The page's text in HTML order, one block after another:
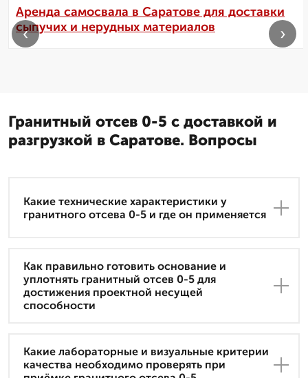
Аренда самосвала в Саратове для доставки
сыпучих и нерудных материалов
‹ ›
Гранитный отсев 0-5 с доставкой и
разгрузкой в Саратове. Вопросы
Какие технические характеристики у
гранитного отсева 0-5 и где он применяется
Как правильно готовить основание и
уплотнять гранитный отсев 0-5 для
достижения проектной несущей
способности
Какие лабораторные и визуальные критерии
качества необходимо проверять при